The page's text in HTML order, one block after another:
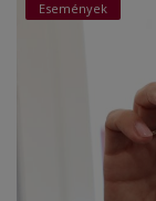
Események